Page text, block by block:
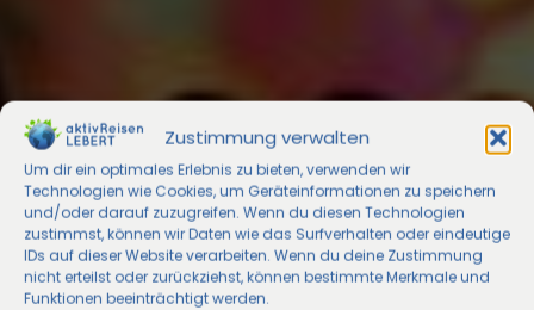
Zustimmung verwalten
Um dir ein optimales Erlebnis zu bieten, verwenden wir
Technologien wie Cookies, um Geräteinformationen zu speichern
und/oder darauf zuzugreifen. Wenn du diesen Technologien
zustimmst, können wir Daten wie das Surfverhalten oder eindeutige
IDs auf dieser Website verarbeiten. Wenn du deine Zustimmung
nicht erteilst oder zurückziehst, können bestimmte Merkmale und
Funktionen beeinträchtigt werden.